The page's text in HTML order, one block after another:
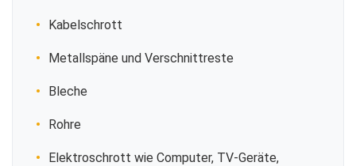
Kabelschrott
Metallspäne und Verschnittreste
Bleche
Rohre
Elektroschrott wie Computer, TV-Geräte,